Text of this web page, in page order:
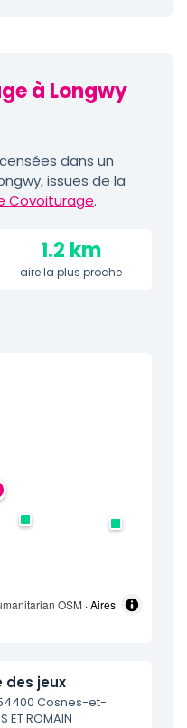
à Longwy
dans un
issues de la
Covoiturage.
1.2 km
aire la plus proche
OSM · Aires
des jeux
Cosnes-et-
ET ROMAIN